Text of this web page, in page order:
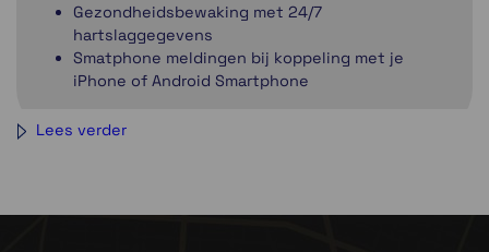
Gezondheidsbewaking met 24/7
hartslaggegevens
Smatphone meldingen bij koppeling met je
iPhone of Android Smartphone
Lees verder